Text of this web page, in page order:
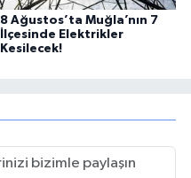
8 Ağustos’ta Muğla’nın 7
İlçesinde Elektrikler
Kesilecek!